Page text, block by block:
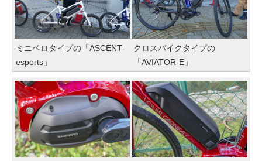
ミニベロタイプの「ASCENT-
esports」
クロスバイクタイプの
「AVIATOR-E」